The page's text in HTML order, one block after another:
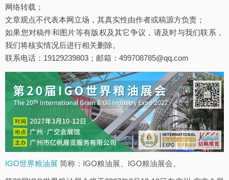
网络转载；
文章观点不代表本网立场，其真实性由作者或稿源方负责；
如果您对稿件和图片等有版权及其它争议，请及时与我们联系，
我们将核实情况后进行相关删除。
联系电话：19129239803；邮箱：499708785@qq.com
IGO世界粮油展 简称：IGO粮油展、IGO粮油展会。